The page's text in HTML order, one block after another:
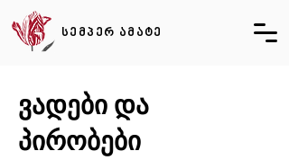
სემპერ ამატე
ვადები და
პირობები